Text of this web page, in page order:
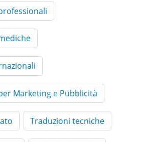
Marketing e Pubblicità
Traduzioni tecniche